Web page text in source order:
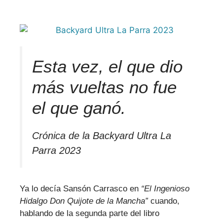
Esta vez, el que dio
más vueltas no fue
el que ganó.
Crónica de la Backyard Ultra La
Parra 2023
Ya lo decía Sansón Carrasco en “El Ingenioso
Hidalgo Don Quijote de la Mancha”cuando,
hablando de la segunda parte del libro